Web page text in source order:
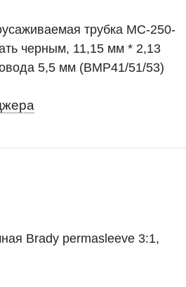
трубка MC-250-
черным, 11,15 мм * 2,13
5,5 мм (BMP41/51/53)
Brady permasleeve 3:1,